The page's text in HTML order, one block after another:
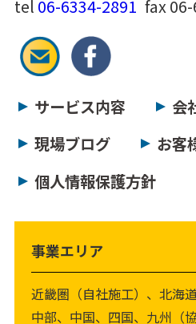
tel 06-6334-2891 fax
サービス内容
会
現場ブログ
お客
個人情報保護方針
事業エリア
近畿圏（自社施工）、北海
中部、中国、四国、九州（協